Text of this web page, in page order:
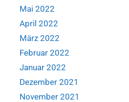
Mai 2022
April 2022
März 2022
Februar 2022
Januar 2022
Dezember 2021
November 2021